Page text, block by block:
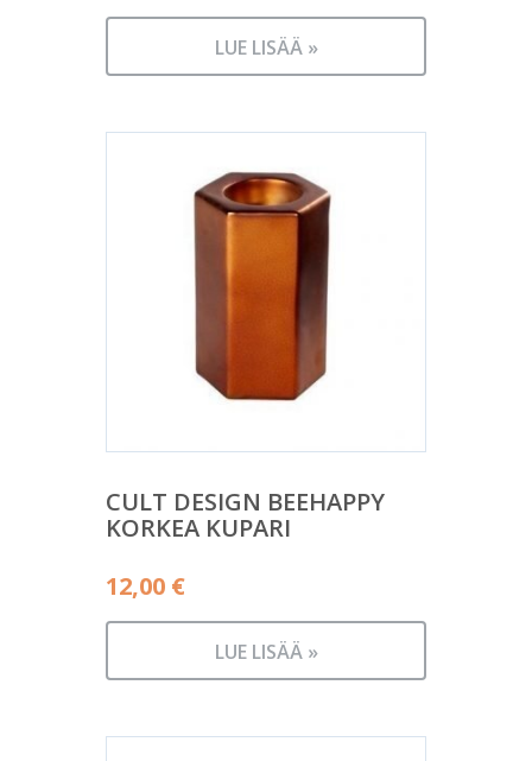
LUE LISÄÄ »
CULT DESIGN BEEHAPPY
KORKEA KUPARI
12,00 €
LUE LISÄÄ »